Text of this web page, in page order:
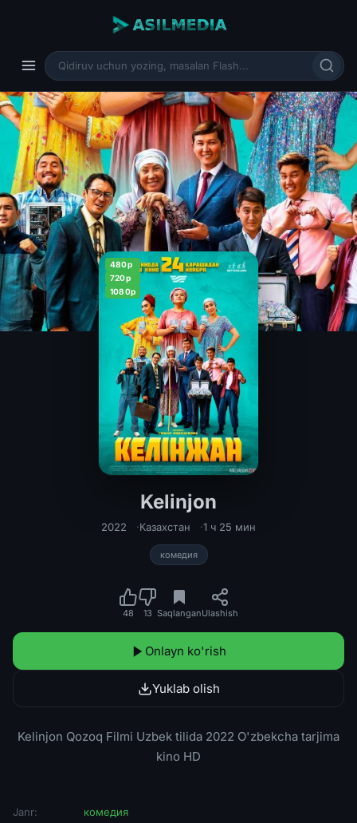
480p
720p
1080p
Kelinjon
Kelinjon Qozoq Filmi Uzbek tilida
2022 Казахстан 1 ч 25 мин
комедия
48 13 SaqlanganUlashish
Onlayn ko'rish
Yuklab olish
Kelinjon Qozoq Filmi Uzbek tilida 2022 O'zbekcha tarjima
kino HD
Janr:
комедия